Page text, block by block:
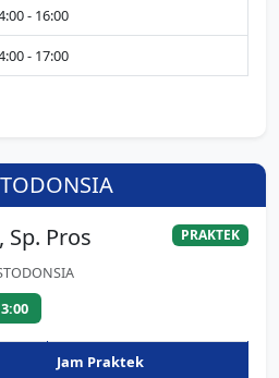
- 16:00
- 17:00
Pros
PRAKTEK
Jam Praktek